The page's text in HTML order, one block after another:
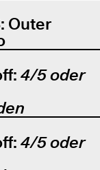
Outer
4/5 oder
4/5 oder